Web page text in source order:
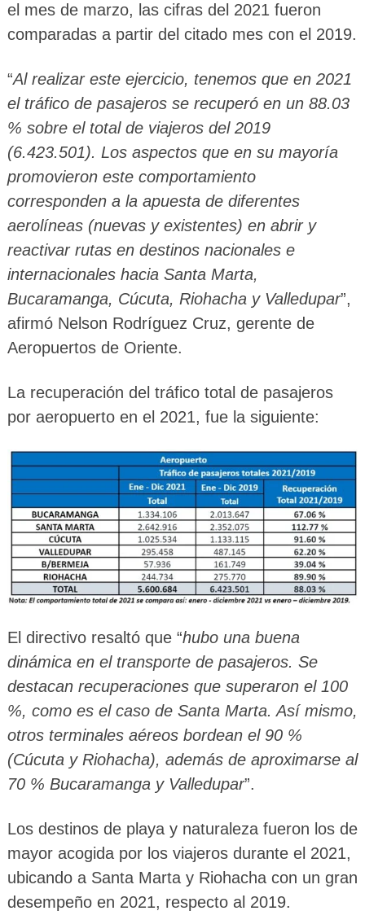
el mes de marzo, las cifras del 2021 fueron
comparadas a partir del citado mes con el 2019.
“Al realizar este ejercicio, tenemos que en 2021
el tráfico de pasajeros se recuperó en un 88.03
% sobre el total de viajeros del 2019
(6.423.501). Los aspectos que en su mayoría
promovieron este comportamiento
corresponden a la apuesta de diferentes
aerolíneas (nuevas y existentes) en abrir y
reactivar rutas en destinos nacionales e
internacionales hacia Santa Marta,
Bucaramanga, Cúcuta, Riohacha y Valledupar”,
afirmó Nelson Rodríguez Cruz, gerente de
Aeropuertos de Oriente.
La recuperación del tráfico total de pasajeros
por aeropuerto en el 2021, fue la siguiente:
El directivo resaltó que “hubo una buena
dinámica en el transporte de pasajeros. Se
destacan recuperaciones que superaron el 100
%, como es el caso de Santa Marta. Así mismo,
otros terminales aéreos bordean el 90 %
(Cúcuta y Riohacha), además de aproximarse al
70 % Bucaramanga y Valledupar”.
Los destinos de playa y naturaleza fueron los de
mayor acogida por los viajeros durante el 2021,
ubicando a Santa Marta y Riohacha con un gran
desempeño en 2021, respecto al 2019.